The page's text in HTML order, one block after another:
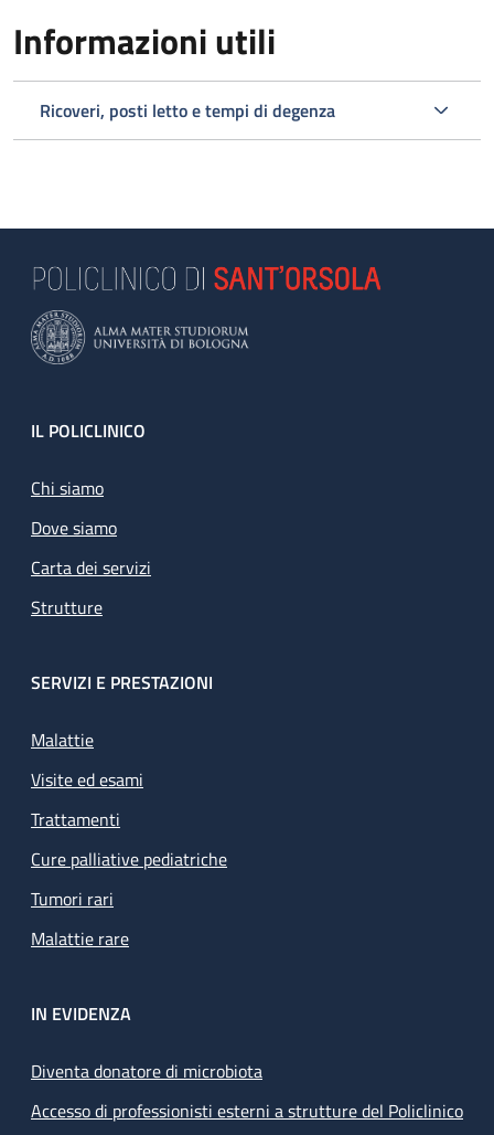
Informazioni utili
Ricoveri, posti letto e tempi di degenza
Footer
IL POLICLINICO
Chi siamo
Dove siamo
Carta dei servizi
Strutture
SERVIZI E PRESTAZIONI
Malattie
Visite ed esami
Trattamenti
Cure palliative pediatriche
Tumori rari
Malattie rare
IN EVIDENZA
Diventa donatore di microbiota
Accesso di professionisti esterni a strutture del Policlinico